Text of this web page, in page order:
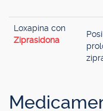
Loxapina con
Ziprasidona